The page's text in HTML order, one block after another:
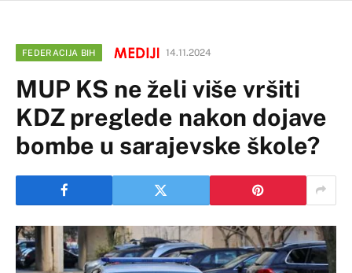
FEDERACIJA BIH 14.11.2024
MUP KS ne želi više vršiti
KDZ preglede nakon dojave
bombe u sarajevske škole?